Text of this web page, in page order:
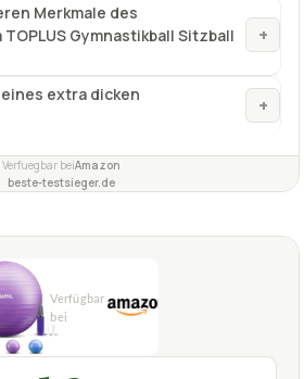
Merkmale des
Gymnastikball Sitzball
+
extra dicken
+
Verfuegbar beiAmazon
beste-testsieger.de